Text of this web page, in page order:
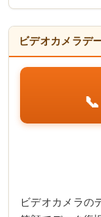
ビデオカメラデ
ビデオカメラの